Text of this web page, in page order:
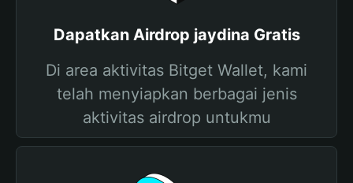
Dapatkan Airdrop jaydina Gratis
Di area aktivitas Bitget Wallet, kami
telah menyiapkan berbagai jenis
aktivitas airdrop untukmu